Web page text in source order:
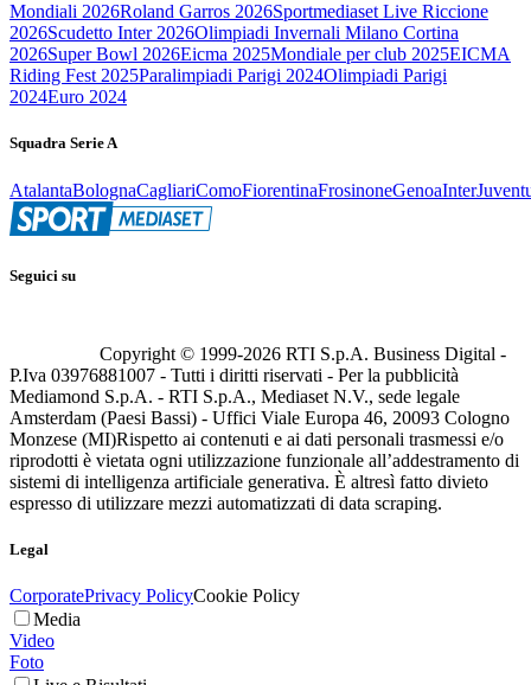
Mondiali 2026Roland Garros 2026Sportmediaset Live Riccione
2026Scudetto Inter 2026Olimpiadi Invernali Milano Cortina
2026Super Bowl 2026Eicma 2025Mondiale per club 2025EICMA
Riding Fest 2025Paralimpiadi Parigi 2024Olimpiadi Parigi
2024Euro 2024
Squadra Serie A
AtalantaBolognaCagliariComoFiorentinaFrosinoneGenoaInter
Seguici su
Copyright © 1999-2026 RTI S.p.A. Business Digital -
P.Iva 03976881007 - Tutti i diritti riservati - Per la pubblicità
Mediamond S.p.A. - RTI S.p.A., Mediaset N.V., sede legale
Amsterdam (Paesi Bassi) - Uffici Viale Europa 46, 20093 Cologno
Monzese (MI)Rispetto ai contenuti e ai dati personali trasmessi e/o
riprodotti è vietata ogni utilizzazione funzionale all’addestramento di
sistemi di intelligenza artificiale generativa. È altresì fatto divieto
espresso di utilizzare mezzi automatizzati di data scraping.
Legal
CorporatePrivacy PolicyCookie Policy
Media
Video
Foto